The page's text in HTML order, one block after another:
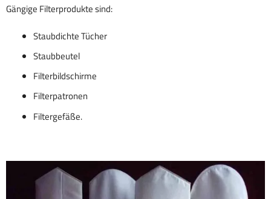
Gängige Filterprodukte sind:
Staubdichte Tücher
Staubbeutel
Filterbildschirme
Filterpatronen
Filtergefäße.